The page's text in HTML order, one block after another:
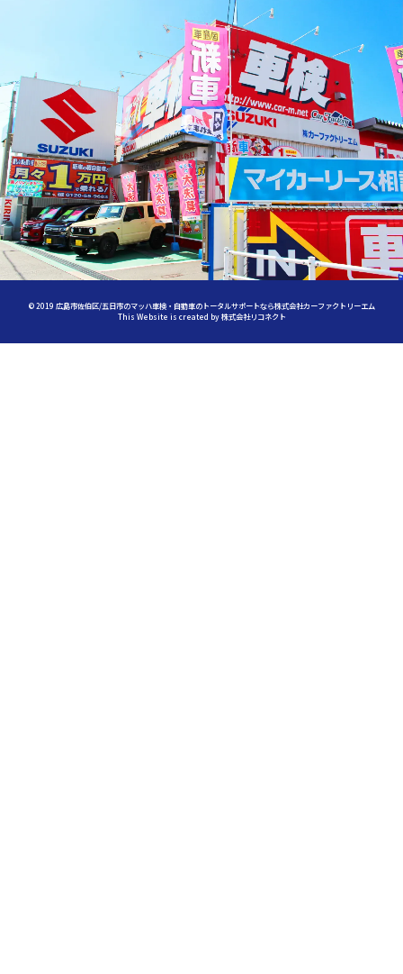
©2019 広島市佐伯区/五日市のマッハ車検・自動車のトータルサポートなら株式会社カーファクトリーエム
This Website is created by株式会社リコネクト